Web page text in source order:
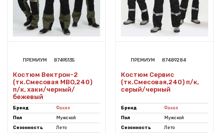
ПРЕМИУМ 87495135
Костюм Вектрон-2
(тк.Смесовая МВО,240)
п/к, хаки/черный/
бежевый
Бренд
Факел
Пол
Мужской
Сезонность
Лето
ПРЕМИУМ 87489284
Костюм Сервис
(тк.Смесовая,240) п/к,
серый/черный
Бренд
Факел
Пол
Мужской
Сезонность
Лето